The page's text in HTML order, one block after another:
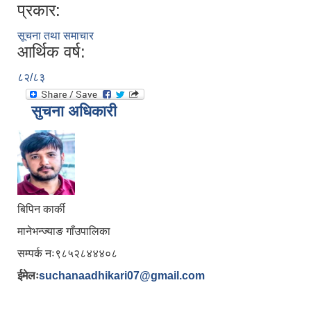
प्रकार:
सूचना तथा समाचार
आर्थिक वर्ष:
८२/८३
सुचना अधिकारी
बिपिन कार्की
मानेभन्ज्याङ गाँउपालिका
सम्पर्क नः९८५२८४४४०८
ईमेलःsuchanaadhikari07@gmail.com